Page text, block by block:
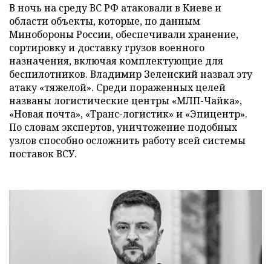
В ночь на среду ВС РФ атаковали в Киеве и
области объекты, которые, по данным
Минобороны России, обеспечивали хранение,
сортировку и доставку грузов военного
назначения, включая комплектующие для
беспилотников. Владимир Зеленский назвал эту
атаку «тяжелой». Среди пораженных целей
названы логистические центры «МЛП-Чайка»,
«Новая почта», «Транс-логистик» и «Эпицентр».
По словам экспертов, уничтожение подобных
узлов способно осложнить работу всей системы
поставок ВСУ.